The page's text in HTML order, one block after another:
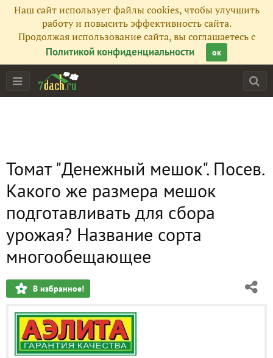
Наш сайт использует файлы cookies, чтобы улучшить
работу и повысить эффективность сайта.
Продолжая использование сайта, вы соглашаетесь с
Политикой конфиденциальности
ок
Томат "Денежный мешок". Посев.
Какого же размера мешок
подготавливать для сбора
урожая? Название сорта
многообещающее
В избранное!